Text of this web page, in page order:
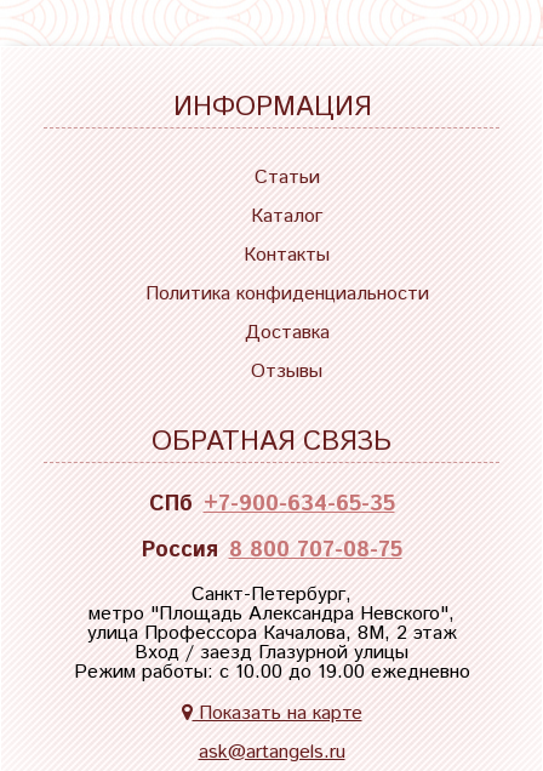
ИНФОРМАЦИЯ
Статьи
Каталог
Контакты
Политика конфиденциальности
Доставка
Отзывы
ОБРАТНАЯ СВЯЗЬ
СПб +7-900-634-65-35
Россия 8 800 707-08-75
Санкт-Петербург,
метро "Площадь Александра Невского",
улица Профессора Качалова, 8М, 2 этаж
Вход / заезд Глазурной улицы
Режим работы: с 10.00 до 19.00 ежедневно
Показать на карте
ask@artangels.ru